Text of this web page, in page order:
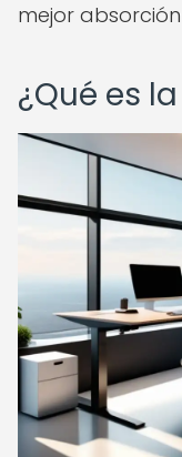
mejor
¿Qué es